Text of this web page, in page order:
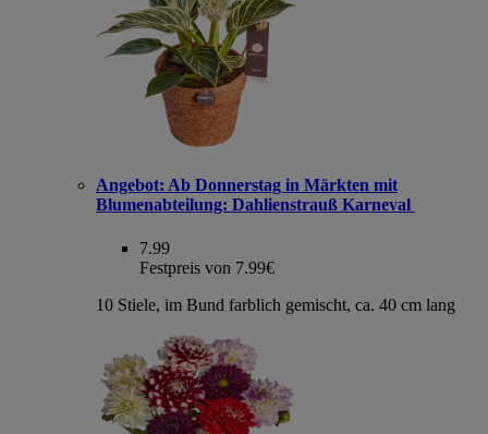
Angebot: Ab Donnerstag in Märkten mit
Blumenabteilung: Dahlienstrauß Karneval
7.99
Festpreis von 7.99€
10 Stiele, im Bund farblich gemischt, ca. 40 cm lang